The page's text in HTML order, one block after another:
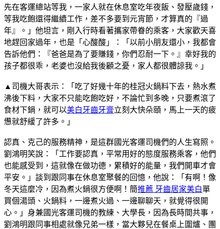
先在客運總站等我，一家人就在休息室吃年夜飯、發壓歲錢，
等我吃飽還得繼續工作，差不多要到元宵節，才算真的『過
年』。」他坦言，剛入行時看著攜家帶眷的乘客，大家歡天喜
地趕回家過年，也是「心酸酸」：「以前小朋友還小，我都會
告訴他們：『爸爸是為了要賺錢，你們忍耐一下。』幸好我的
孩子都很乖，老婆也沒給我後顧之憂，家人都很體諒我。」
▲司機大哥表示：「吃了好幾十年的桂冠火鍋料下去，熱水煮
沸後下料，大家不只能吃飽吃好，不論忙到多晚，只要煮滾了
食材下鍋，就可以美白牙齒牙膏立刻大快朵頤，馬上一天的疲
憊就舒緩了許多。」
認真、克己的服務精神，是這群國光客運司機們的人生寫照。
劉鴻明笑說：「工作要認真，平常用好的態度服務乘客，他們
也能感受到，這就像在做功德，累積好的能量，我們開車才會
平安。」談到跟同事在休息室聚餐的回憶，他說：「有啊！像
冬天這麼冷，因為煮火鍋很方便啊！簡推薦 牙齒居家美白單
買個湯頭、火鍋料，一邊煮火過、一邊聊聊天，就覺得很開
心。」身兼國光客運司機的教練、大學長，因為長時間共事，
劉鴻明跟同事相處就像兄弟一樣，當大夥兒在餐桌上圍爐、團